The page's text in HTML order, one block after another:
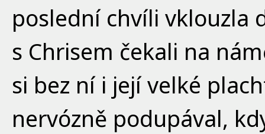
poslední chvíli vklouzla
s Chrisem čekali na
si bez ní i její velké
nervózně podupával,